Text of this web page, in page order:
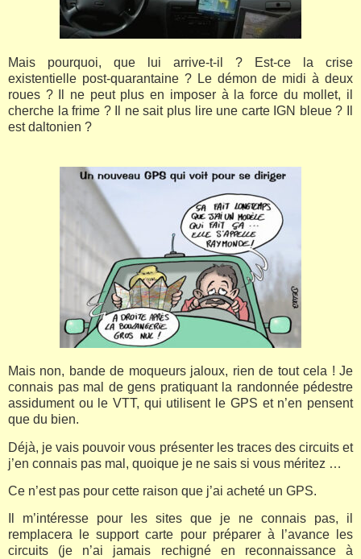
Mais pourquoi, que lui arrive-t-il ? Est-ce la crise
existentielle post-quarantaine ? Le démon de midi à deux
roues ? Il ne peut plus en imposer à la force du mollet, il
cherche la frime ? Il ne sait plus lire une carte IGN bleue ? Il
est daltonien ?
Mais non, bande de moqueurs jaloux, rien de tout cela ! Je
connais pas mal de gens pratiquant la randonnée pédestre
assidument ou le VTT, qui utilisent le GPS et n’en pensent
que du bien.
Déjà, je vais pouvoir vous présenter les traces des circuits et
j’en connais pas mal, quoique je ne sais si vous méritez …
Ce n’est pas pour cette raison que j’ai acheté un GPS.
Il m’intéresse pour les sites que je ne connais pas, il
remplacera le support carte pour préparer à l’avance les
circuits (je n’ai jamais rechigné en reconnaissance à